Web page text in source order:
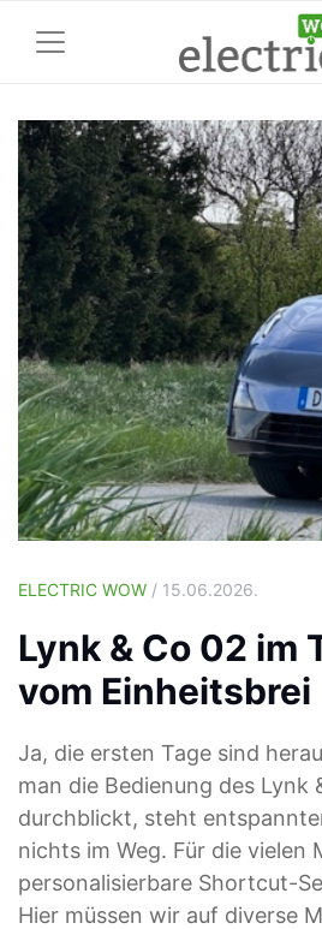
ELECTRIC WOW / 15.06.2026.
Lynk & Co 02 im
vom Einheitsbrei
Ja, die ersten Tage sind
man die Bedienung des Lynk
durchblickt, steht
nichts im Weg. Für die vielen
personalisierbare Shortcut-
Hier müssen wir auf diverse